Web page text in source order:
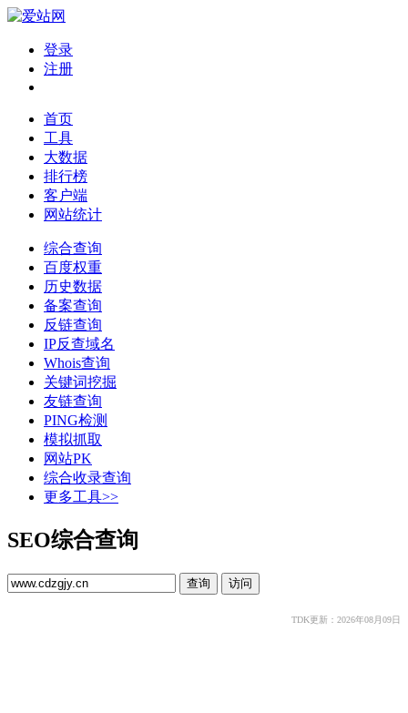
登录
注册
首页
工具
大数据
排行榜
客户端
网站统计
综合查询
百度权重
历史数据
备案查询
反链查询
IP反查域名
Whois查询
关键词挖掘
友链查询
PING检测
模拟抓取
网站PK
综合收录查询
更多工具>>
SEO综合查询
TDK更新：2026年08月09日